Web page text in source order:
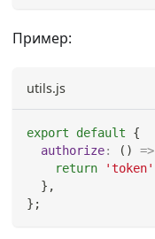
Пример:
utils.js
export default
{
authorize: ( ) =>
return
'token'
} ,
} ;